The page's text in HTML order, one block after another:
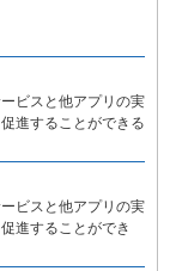
ビスと他アプリの実
進することができる
ビスと他アプリの実
進することができ